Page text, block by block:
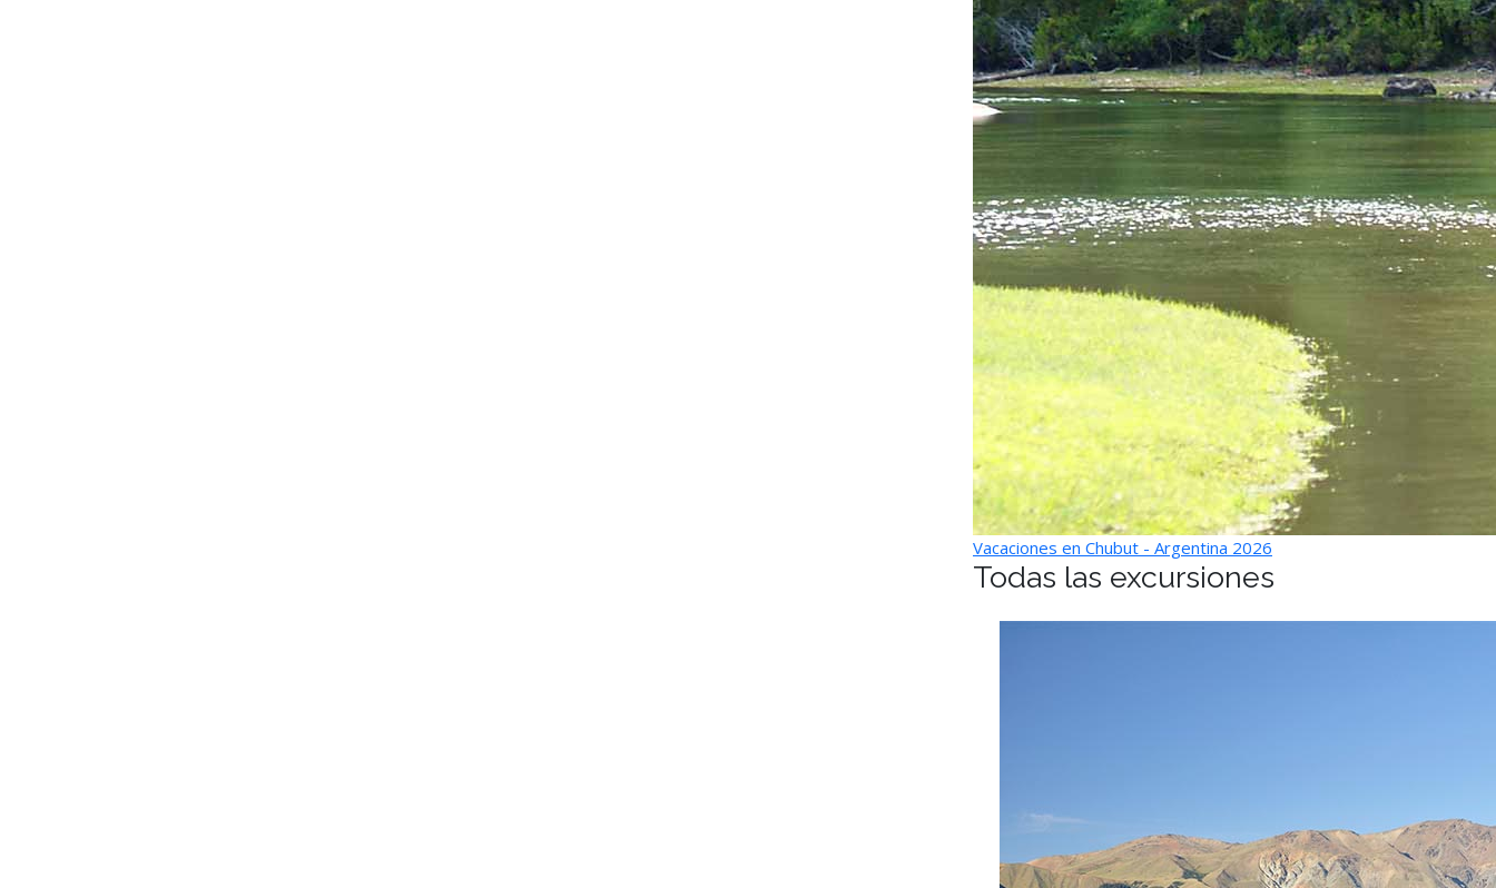
Vacaciones en Chubut - Argentina 2026
Todas las excursiones